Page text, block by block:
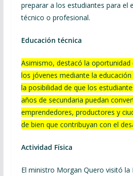
preparar a los estudiantes para el
técnico o profesional.
Educación técnica
Asimismo, destacó la oportunidad
los jóvenes mediante la
la posibilidad de que los
años de secundaria puedan
emprendedores, productores y
de bien que contribuyan con el
Actividad Física
El ministro Morgan Quero visitó la